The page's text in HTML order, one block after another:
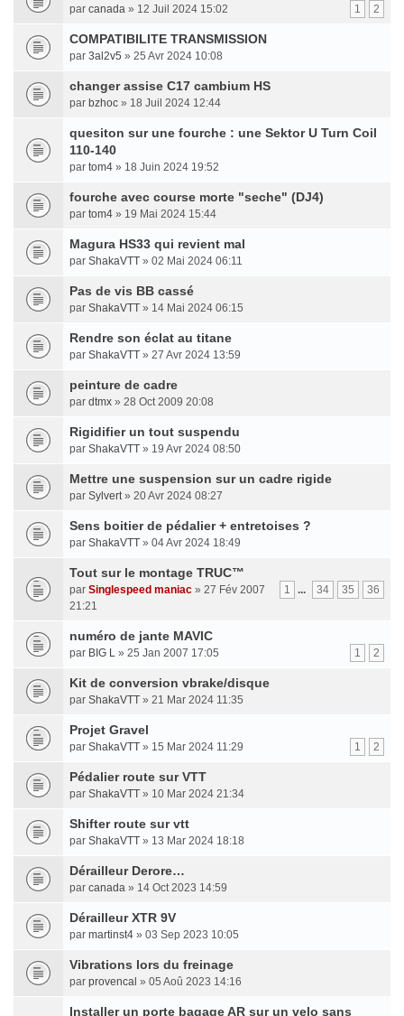
1 2
par canada » 12 Juil 2024 15:02
COMPATIBILITE TRANSMISSION
par 3al2v5 » 25 Avr 2024 10:08
changer assise C17 cambium HS
par bzhoc » 18 Juil 2024 12:44
quesiton sur une fourche : une Sektor U Turn Coil
110-140
par tom4 » 18 Juin 2024 19:52
fourche avec course morte "seche" (DJ4)
par tom4 » 19 Mai 2024 15:44
Magura HS33 qui revient mal
par ShakaVTT » 02 Mai 2024 06:11
Pas de vis BB cassé
par ShakaVTT » 14 Mai 2024 06:15
Rendre son éclat au titane
par ShakaVTT » 27 Avr 2024 13:59
peinture de cadre
par dtmx » 28 Oct 2009 20:08
Rigidifier un tout suspendu
par ShakaVTT » 19 Avr 2024 08:50
Mettre une suspension sur un cadre rigide
par Sylvert» 20 Avr 2024 08:27
Sens boitier de pédalier + entretoises ?
par ShakaVTT » 04 Avr 2024 18:49
Tout sur le montage TRUC™
1 ... 34 35 36
par Singlespeed maniac » 27 Fév 2007
21:21
numéro de jante MAVIC
1 2
par BIG L » 25 Jan 2007 17:05
Kit de conversion vbrake/disque
par ShakaVTT » 21 Mar 2024 11:35
Projet Gravel
1 2
par ShakaVTT » 15 Mar 2024 11:29
Pédalier route sur VTT
par ShakaVTT » 10 Mar 2024 21:34
Shifter route sur vtt
par ShakaVTT » 13 Mar 2024 18:18
Dérailleur Derore…
par canada » 14 Oct 2023 14:59
Dérailleur XTR 9V
par martinst4 » 03 Sep 2023 10:05
Vibrations lors du freinage
par provencal » 05 Aoû 2023 14:16
Installer un porte bagage AR sur un velo sans